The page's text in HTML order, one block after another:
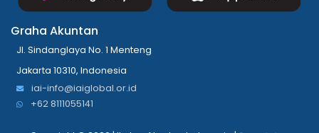
Graha Akuntan
Jl. Sindanglaya No. 1 Menteng
Jakarta 10310, Indonesia
iai-info@iaiglobal.or.id
+62 8111055141